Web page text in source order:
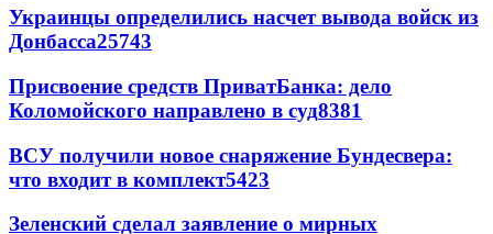
Украинцы определились насчет вывода войск из
Донбасса25743
Присвоение средств ПриватБанка: дело
Коломойского направлено в суд8381
ВСУ получили новое снаряжение Бундесвера:
что входит в комплект5423
Зеленский сделал заявление о мирных